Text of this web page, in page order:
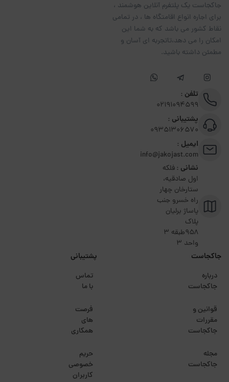
جاکجاست یک پلتفرم آنلاین هوشمند ،
برای اجاره انواع اقامتگاه ها ، در تمامی
نقاط کشور می باشد که به شما این
امکان را می دهد،تاتجربه ای آسان و
مطمئن داشته باشید.
تلفن :
02191094599
پشتیبانی :
09351306570
ایمیل :
info@jakojast.com
نشانی :فلکه
اول صادقیه،
ستارخان چهار
راه خسرو جنب
پاساژ برلیان
پلاک
۹۵۸طبقه 3
واحد 3
جاکجاست
درباره
جاکجاست
قوانین و
مقررات
جاکجاست
مجله
جاکجاست
پشتیبانی
تماس
با ما
فرصت
های
همکاری
حریم
خصوصی
کاربران